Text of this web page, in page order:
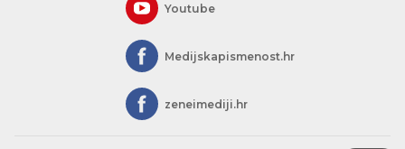
Youtube
Medijskapismenost.hr
zeneimediji.hr